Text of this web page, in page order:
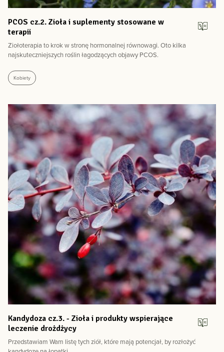
PCOS cz.2. Zioła i suplementy stosowane w
terapii
Ziołoterapia to krok w stronę hormonalnej równowagi. Oto kilka
najskuteczniejszych roślin łagodzących objawy PCOS.
Kobiety
Kandydoza cz.3. - Zioła i produkty wspierające
leczenie drożdżycy
Przedstawiam Wam listę tych ziół, które mają potencjał, by rozłożyć